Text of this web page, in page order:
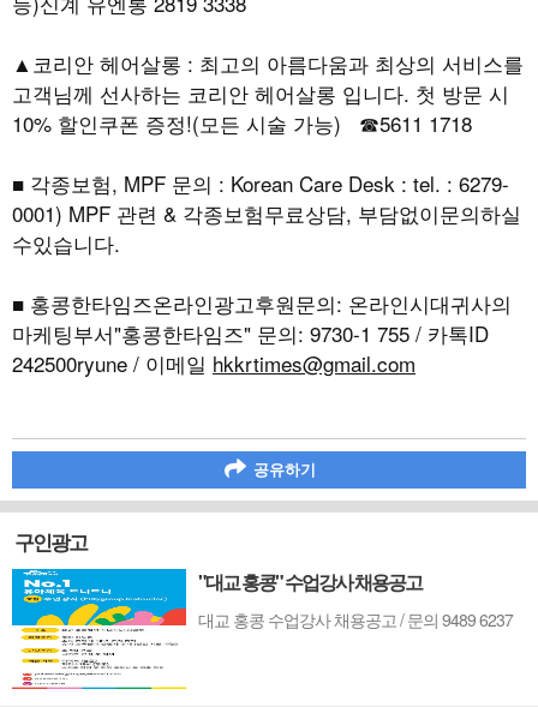
▲코리안 헤어살롱 : 최고의 아름다움과 최상의 서비스를
고객님께 선사하는 코리안 헤어살롱 입니다. 첫 방문 시
10% 할인쿠폰 증정!(모든 시술 가능) ☎5611 1718
■ 각종보험, MPF 문의 : Korean Care Desk : tel. : 6279-
0001) MPF 관련 & 각종보험무료상담, 부담없이문의하실
수있습니다.
■ 홍콩한타임즈온라인광고후원문의: 온라인시대귀사의
마케팅부서"홍콩한타임즈" 문의: 9730-1 755 / 카톡ID
242500ryune / 이메일 hkkrtimes@gmail.com
공유하기
구인광고
"대교 홍콩" 수업강사 채용공고
대교 홍콩 수업강사 채용공고 / 문의 9489 6237